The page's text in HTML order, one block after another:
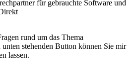
rund um das Thema
stehenden Button können Sie mir
lassen.